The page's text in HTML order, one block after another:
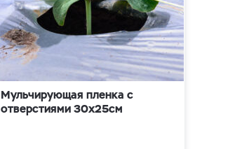
Мульчирующая пленка с
отверстиями 30х25см